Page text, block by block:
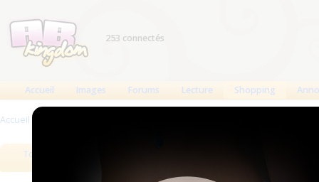
253 connectés
Accueil Images Forums Lecture Shopping
Accueil >
Tous les produits